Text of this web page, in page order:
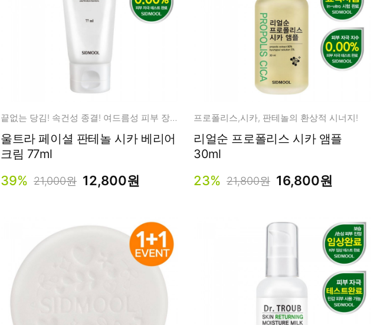
끝없는 당김! 속건성 종결! 여드름성 피부 장벽 케어
울트라 페이셜 판테놀 시카 베리어
크림 77ml
39% 21,000원 12,800원
프로폴리스,시카, 판테놀의 환상적 시너지!
리얼순 프로폴리스 시카 앰플
30ml
23% 21,800원 16,800원